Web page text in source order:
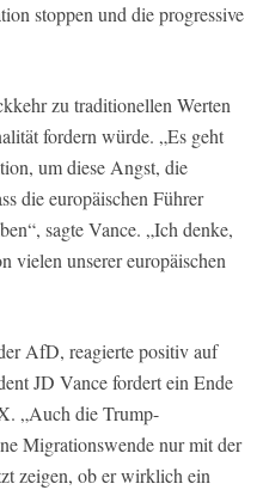
stoppen und die progressive
zu traditionellen Werten
fordern würde. „Es geht
um diese Angst, die
die europäischen Führer
sagte Vance. „Ich denke,
vielen unserer europäischen
AfD, reagierte positiv auf
JD Vance fordert ein Ende
„Auch die Trump-
Migrationswende nur mit der
zeigen, ob er wirklich ein